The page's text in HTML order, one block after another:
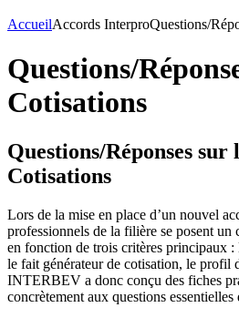
AccueilAccords InterproQuestions/
Questions/
Cotisations
Questions/Réponses sur
Cotisations
Lors de la mise en place d’un nouvel
professionnels de la filière se posent un
en fonction de trois critères principaux :
le fait générateur de cotisation, le profil
INTERBEV a donc conçu des fiches
concrètement aux questions essentielles